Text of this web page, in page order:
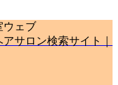
ウェブ
サロン検索サイト｜